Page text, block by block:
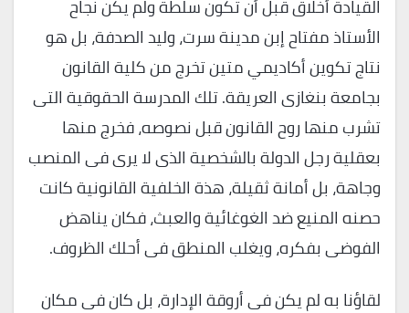
القيادة أخلاق قبل أن تكون سلطة ولم يكن نجاح
الأستاذ مفتاح إبن مدينة سرت، وليد الصدفة، بل هو
نتاج تكوين أكاديمي متين تخرج من كلية القانون
بجامعة بنغازى العريقة. تلك المدرسة الحقوقية التى
تشرب منها روح القانون قبل نصوصه، فخرج منها
بعقلية رجل الدولة بالشخصية الذى لا يرى فى المنصب
وجاهة، بل أمانة ثقيلة، هذة الخلفية القانونية كانت
حصنه المنيع ضد الغوغائية والعبث، فكان يناهض
الفوضى بفكره، ويغلب المنطق فى أحلك الظروف.
لقاؤنا به لم يكن فى أروقة الإدارة، بل كان فى مكان